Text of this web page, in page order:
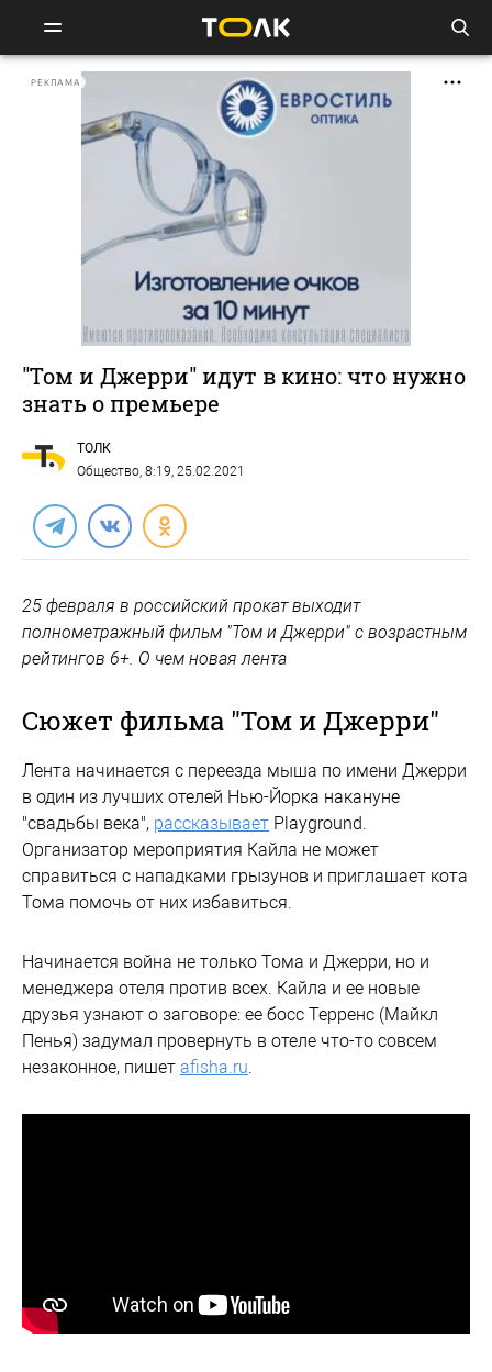
РЕКЛАМА
"Том и Джерри" идут в кино: что нужно
знать о премьере
ТОЛК
Общество, 8:19, 25.02.2021
25 февраля в российский прокат выходит
полнометражный фильм "Том и Джерри" с возрастным
рейтингов 6+. О чем новая лента
Сюжет фильма "Том и Джерри"
Лента начинается с переезда мыша по имени Джерри
в один из лучших отелей Нью-Йорка накануне
"свадьбы века", рассказывает Playground.
Организатор мероприятия Кайла не может
справиться с нападками грызунов и приглашает кота
Тома помочь от них избавиться.
Начинается война не только Тома и Джерри, но и
менеджера отеля против всех. Кайла и ее новые
друзья узнают о заговоре: ее босс Терренс (Майкл
Пенья) задумал провернуть в отеле что-то совсем
незаконное, пишет afisha.ru.